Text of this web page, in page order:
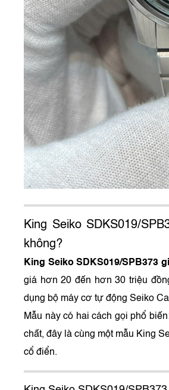
King Seiko SDKS019/
không?
King Seiko SDKS019/SPB373
giá hơn 20 đến hơn 30 triệu
dụng bộ máy cơ tự động Seiko
Mẫu này có hai cách gọi phổ
chất, đây là cùng một mẫu King
cổ điển.